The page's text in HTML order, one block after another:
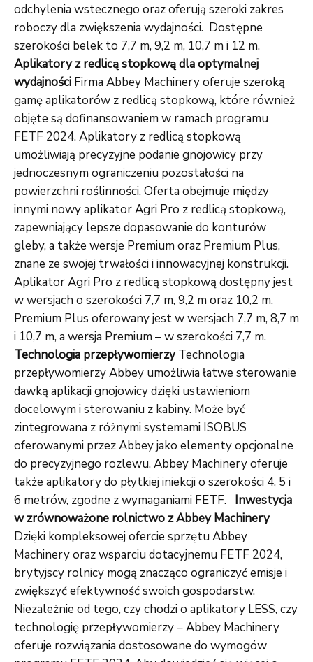
odchylenia wstecznego oraz oferują szeroki zakres
roboczy dla zwiększenia wydajności. Dostępne
szerokości belek to 7,7 m, 9,2 m, 10,7 m i 12 m.
Aplikatory z redlicą stopkową dla optymalnej
wydajności Firma Abbey Machinery oferuje szeroką
gamę aplikatorów z redlicą stopkową, które również
objęte są dofinansowaniem w ramach programu
FETF 2024. Aplikatory z redlicą stopkową
umożliwiają precyzyjne podanie gnojowicy przy
jednoczesnym ograniczeniu pozostałości na
powierzchni roślinności. Oferta obejmuje między
innymi nowy aplikator Agri Pro z redlicą stopkową,
zapewniający lepsze dopasowanie do konturów
gleby, a także wersje Premium oraz Premium Plus,
znane ze swojej trwałości i innowacyjnej konstrukcji.
Aplikator Agri Pro z redlicą stopkową dostępny jest
w wersjach o szerokości 7,7 m, 9,2 m oraz 10,2 m.
Premium Plus oferowany jest w wersjach 7,7 m, 8,7 m
i 10,7 m, a wersja Premium – w szerokości 7,7 m.
Technologia przepływomierzyTechnologia
przepływomierzy Abbey umożliwia łatwe sterowanie
dawką aplikacji gnojowicy dzięki ustawieniom
docelowym i sterowaniu z kabiny. Może być
zintegrowana z różnymi systemami ISOBUS
oferowanymi przez Abbey jako elementy opcjonalne
do precyzyjnego rozlewu. Abbey Machinery oferuje
także aplikatory do płytkiej iniekcji o szerokości 4, 5 i
6 metrów, zgodne z wymaganiami FETF. Inwestycja
w zrównoważone rolnictwo z Abbey Machinery
Dzięki kompleksowej ofercie sprzętu Abbey
Machinery oraz wsparciu dotacyjnemu FETF 2024,
brytyjscy rolnicy mogą znacząco ograniczyć emisje i
zwiększyć efektywność swoich gospodarstw.
Niezależnie od tego, czy chodzi o aplikatory LESS, czy
technologię przepływomierzy – Abbey Machinery
oferuje rozwiązania dostosowane do wymogów